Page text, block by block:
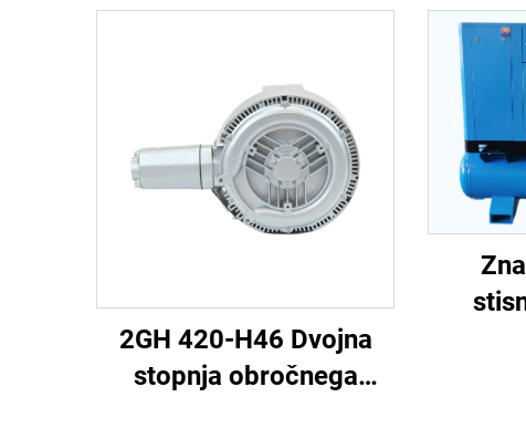
2GH 420-H46 Dvojna
stopnja obročnega